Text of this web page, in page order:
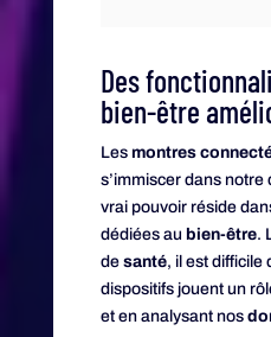
Des
bien-être
Les montres
s’immiscer dans
vrai pouvoir réside
dédiées au bien-être.
de santé, il est difficile
dispositifs jouent un
et en analysant nos